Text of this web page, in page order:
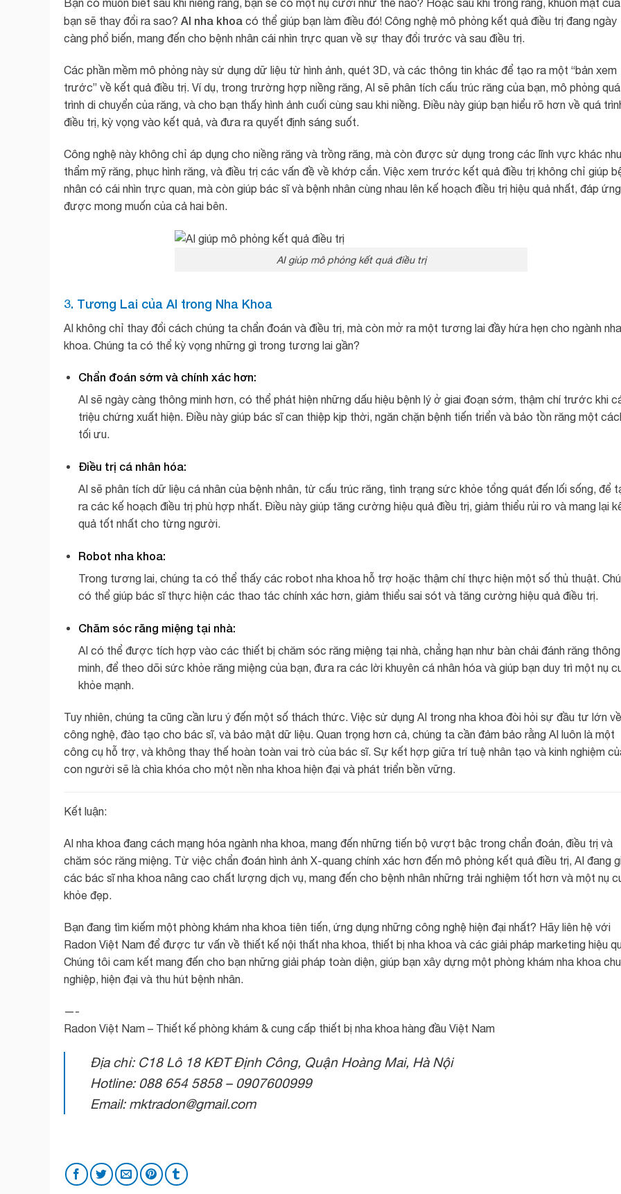
Bạn có muốn biết sau khi niềng răng, bạn sẽ có một nụ cười như thế nào? Hoặc sau khi trồng răng, khuôn mặt của
bạn sẽ thay đổi ra sao? AI nha khoa có thể giúp bạn làm điều đó! Công nghệ mô phỏng kết quả điều trị đang ngày
càng phổ biến, mang đến cho bệnh nhân cái nhìn trực quan về sự thay đổi trước và sau điều trị.
Các phần mềm mô phỏng này sử dụng dữ liệu từ hình ảnh, quét 3D, và các thông tin khác để tạo ra một “bản xem
trước” về kết quả điều trị. Ví dụ, trong trường hợp niềng răng, AI sẽ phân tích cấu trúc răng của bạn, mô phỏng quá
trình di chuyển của răng, và cho bạn thấy hình ảnh cuối cùng sau khi niềng. Điều này giúp bạn hiểu rõ hơn về quá
điều trị, kỳ vọng vào kết quả, và đưa ra quyết định sáng suốt.
Công nghệ này không chỉ áp dụng cho niềng răng và trồng răng, mà còn được sử dụng trong các lĩnh vực khác
thẩm mỹ răng, phục hình răng, và điều trị các vấn đề về khớp cắn. Việc xem trước kết quả điều trị không chỉ giúp
nhân có cái nhìn trực quan, mà còn giúp bác sĩ và bệnh nhân cùng nhau lên kế hoạch điều trị hiệu quả nhất, đáp ứng
được mong muốn của cả hai bên.
AI giúp mô phỏng kết quả điều trị
3. Tương Lai của AI trong Nha Khoa
AI không chỉ thay đổi cách chúng ta chẩn đoán và điều trị, mà còn mở ra một tương lai đầy hứa hẹn cho ngành nha
khoa. Chúng ta có thể kỳ vọng những gì trong tương lai gần?
Chẩn đoán sớm và chính xác hơn:
AI sẽ ngày càng thông minh hơn, có thể phát hiện những dấu hiệu bệnh lý ở giai đoạn sớm, thậm chí trước khi
triệu chứng xuất hiện. Điều này giúp bác sĩ can thiệp kịp thời, ngăn chặn bệnh tiến triển và bảo tồn răng một
tối ưu.
Điều trị cá nhân hóa:
AI sẽ phân tích dữ liệu cá nhân của bệnh nhân, từ cấu trúc răng, tình trạng sức khỏe tổng quát đến lối sống, để
ra các kế hoạch điều trị phù hợp nhất. Điều này giúp tăng cường hiệu quả điều trị, giảm thiểu rủi ro và mang lại
quả tốt nhất cho từng người.
Robot nha khoa:
Trong tương lai, chúng ta có thể thấy các robot nha khoa hỗ trợ hoặc thậm chí thực hiện một số thủ thuật.
có thể giúp bác sĩ thực hiện các thao tác chính xác hơn, giảm thiểu sai sót và tăng cường hiệu quả điều trị.
Chăm sóc răng miệng tại nhà:
AI có thể được tích hợp vào các thiết bị chăm sóc răng miệng tại nhà, chẳng hạn như bàn chải đánh răng thông
minh, để theo dõi sức khỏe răng miệng của bạn, đưa ra các lời khuyên cá nhân hóa và giúp bạn duy trì một nụ
khỏe mạnh.
Tuy nhiên, chúng ta cũng cần lưu ý đến một số thách thức. Việc sử dụng AI trong nha khoa đòi hỏi sự đầu tư lớn về
công nghệ, đào tạo cho bác sĩ, và bảo mật dữ liệu. Quan trọng hơn cả, chúng ta cần đảm bảo rằng AI luôn là một
công cụ hỗ trợ, và không thay thế hoàn toàn vai trò của bác sĩ. Sự kết hợp giữa trí tuệ nhân tạo và kinh nghiệm
con người sẽ là chìa khóa cho một nền nha khoa hiện đại và phát triển bền vững.
Kết luận:
AI nha khoa đang cách mạng hóa ngành nha khoa, mang đến những tiến bộ vượt bậc trong chẩn đoán, điều trị và
chăm sóc răng miệng. Từ việc chẩn đoán hình ảnh X-quang chính xác hơn đến mô phỏng kết quả điều trị, AI đang
các bác sĩ nha khoa nâng cao chất lượng dịch vụ, mang đến cho bệnh nhân những trải nghiệm tốt hơn và một nụ
khỏe đẹp.
Bạn đang tìm kiếm một phòng khám nha khoa tiên tiến, ứng dụng những công nghệ hiện đại nhất? Hãy liên hệ với
Radon Việt Nam để được tư vấn về thiết kế nội thất nha khoa, thiết bị nha khoa và các giải pháp marketing hiệu
Chúng tôi cam kết mang đến cho bạn những giải pháp toàn diện, giúp bạn xây dựng một phòng khám nha khoa
nghiệp, hiện đại và thu hút bệnh nhân.
—-
Radon Việt Nam – Thiết kế phòng khám & cung cấp thiết bị nha khoa hàng đầu Việt Nam
Địa chỉ: C18 Lô 18 KĐT Định Công, Quận Hoàng Mai, Hà Nội
Hotline: 088 654 5858 – 0907600999
Email: mktradon@gmail.com